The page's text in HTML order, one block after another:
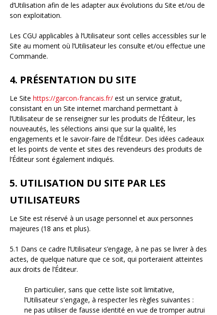
d’Utilisation afin de les adapter aux évolutions du Site et/ou de
son exploitation.
Les CGU applicables à l’Utilisateur sont celles accessibles sur le
Site au moment où l’Utilisateur les consulte et/ou effectue une
Commande.
4. PRÉSENTATION DU SITE
Le Site https://garcon-francais.fr/ est un service gratuit,
consistant en un Site internet marchand permettant à
l’Utilisateur de se renseigner sur les produits de l’Éditeur, les
nouveautés, les sélections ainsi que sur la qualité, les
engagements et le savoir-faire de l’Éditeur. Des idées cadeaux
et les points de vente et sites des revendeurs des produits de
l’Éditeur sont également indiqués.
5. UTILISATION DU SITE PAR LES
UTILISATEURS
Le Site est réservé à un usage personnel et aux personnes
majeures (18 ans et plus).
5.1 Dans ce cadre l’Utilisateur s’engage, à ne pas se livrer à des
actes, de quelque nature que ce soit, qui porteraient atteintes
aux droits de l’Éditeur.
En particulier, sans que cette liste soit limitative,
l’Utilisateur s'engage, à respecter les règles suivantes :
ne pas utiliser de fausse identité en vue de tromper autrui